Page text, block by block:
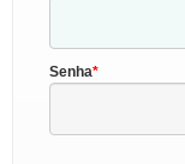
Senha